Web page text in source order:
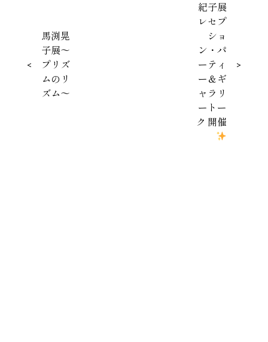
ビ
<
馬渕晃
子展～
プリズ
ムのリ
ズム～
>
紀子展
レセプ
ショ
ン・パ
ーティ
ー＆ギ
ャラリ
ートー
ク 開催